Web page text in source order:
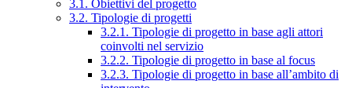
3.1. Obiettivi del progetto
3.2. Tipologie di progetti
3.2.1. Tipologie di progetto in base agli attori
coinvolti nel servizio
3.2.2. Tipologie di progetto in base al focus
3.2.3. Tipologie di progetto in base all’ambito di